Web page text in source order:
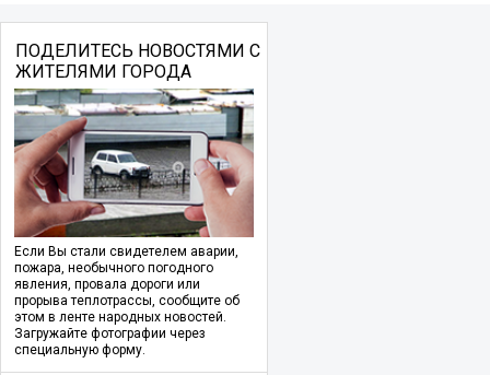
ПОДЕЛИТЕСЬ НОВОСТЯМИ С
ЖИТЕЛЯМИ ГОРОДА
Если Вы стали свидетелем аварии,
пожара, необычного погодного
явления, провала дороги или
прорыва теплотрассы, сообщите об
этом в ленте народных новостей.
Загружайте фотографии через
специальную форму.